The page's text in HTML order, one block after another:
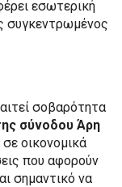
εσωτερική
συγκεντρωμένος
σοβαρότητα
σύνοδου Άρη
οικονομικά
που αφορούν
σημαντικό να